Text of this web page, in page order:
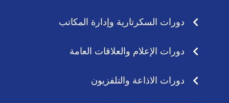
دورات السكرتارية وإدارة المكاتب
دورات الإعلام والعلاقات العامة
دورات الاذاعة والتلفزيون